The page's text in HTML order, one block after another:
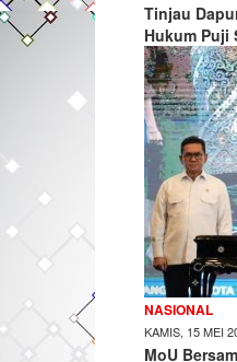
Tinjau
Hukum
NASIONAL
KAMIS, 15 MEI
MoU